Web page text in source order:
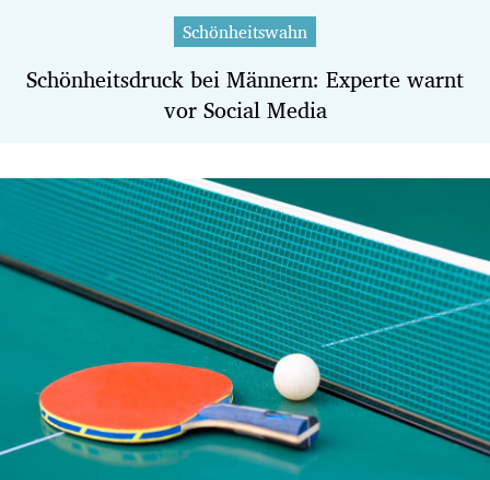
Schönheitswahn
Schönheitsdruck bei Männern: Experte warnt
vor Social Media